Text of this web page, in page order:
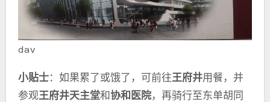
dav
小贴士：如果累了或饿了，可前往王府井用餐，并
参观王府井天主堂和协和医院，再骑行至东单胡同